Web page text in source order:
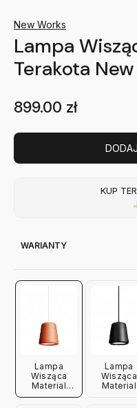
New Works
Lampa
Terakota
899.00 zł
KUP
WARIANTY
Lampa
Wisząca
Material
Terakota
Lampa
Wisząca
Material